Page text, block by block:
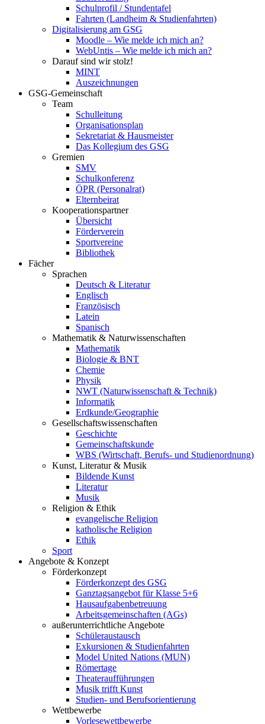
Schulprofil / Stundentafel
Fahrten (Landheim & Studienfahrten)
Digitalisierung am GSG
Moodle – Wie melde ich mich an?
WebUntis – Wie melde ich mich an?
Darauf sind wir stolz!
MINT
Auszeichnungen
GSG-Gemeinschaft
Team
Schulleitung
Organisationsplan
Sekretariat & Hausmeister
Das Kollegium des GSG
Gremien
SMV
Schulkonferenz
ÖPR (Personalrat)
Elternbeirat
Kooperationspartner
Übersicht
Förderverein
Sportvereine
Bibliothek
Fächer
Sprachen
Deutsch & Literatur
Englisch
Französisch
Latein
Spanisch
Mathematik & Naturwissenschaften
Mathematik
Biologie & BNT
Chemie
Physik
NWT (Naturwissenschaft & Technik)
Informatik
Erdkunde/Geographie
Gesellschaftswissenschaften
Geschichte
Gemeinschaftskunde
WBS (Wirtschaft, Berufs- und Studienordnung)
Kunst, Literatur & Musik
Bildende Kunst
Literatur
Musik
Religion & Ethik
evangelische Religion
katholische Religion
Ethik
Sport
Angebote & Konzept
Förderkonzept
Förderkonzept des GSG
Ganztagsangebot für Klasse 5+6
Hausaufgabenbetreuung
Arbeitsgemeinschaften (AGs)
außerunterrichtliche Angebote
Schüleraustausch
Exkursionen & Studienfahrten
Model United Nations (MUN)
Römertage
Theateraufführungen
Musik trifft Kunst
Studien- und Berufsorientierung
Wettbewerbe
Vorlesewettbewerbe